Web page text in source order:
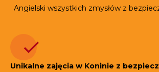
Angielski wszystkich zmysłów z
Unikalne zajęcia w Koninie z